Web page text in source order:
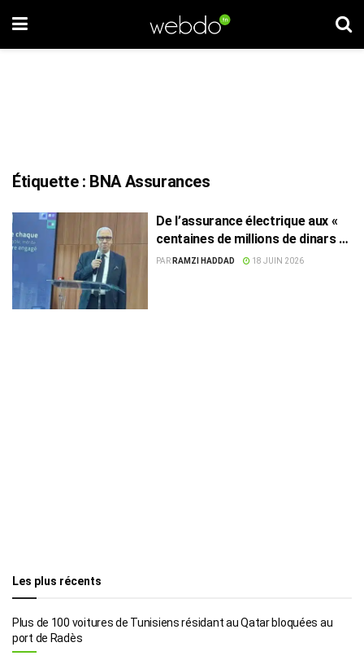
Étiquette : BNA Assurances
De l’assurance électrique aux «
centaines de millions de dinars » :
L’ambition de BNA Assurances
PAR RAMZI HADDAD 18 JUIN 2026
Les plus récents
Plus de 100 voitures de Tunisiens résidant au Qatar bloquées au
port de Radès